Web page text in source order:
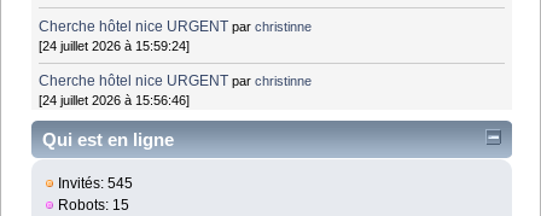
Cherche hôtel nice URGENT parchristinne
[24 juillet 2026 à 15:59:24]
Cherche hôtel nice URGENT parchristinne
[24 juillet 2026 à 15:56:46]
Qui est en ligne
Invités: 545
Robots: 15